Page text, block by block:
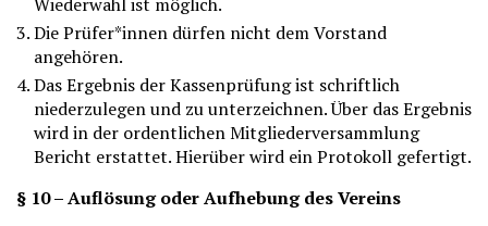
Die Prüfer*innen dürfen nicht dem Vorstand
angehören.
Das Ergebnis der Kassenprüfung ist schriftlich
niederzulegen und zu unterzeichnen. Über das Ergebnis
wird in der ordentlichen Mitgliederversammlung
Bericht erstattet. Hierüber wird ein Protokoll gefertigt.
§ 10 – Auflösung oder Aufhebung des Vereins